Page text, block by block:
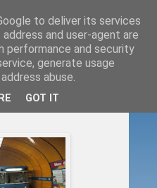
MVG
to deliver its services
and user-agent are
performance and security
generate usage
abuse.
GOT IT